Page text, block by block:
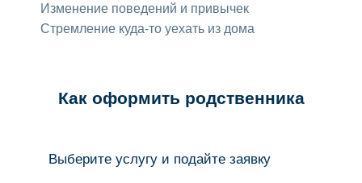
Изменение поведений и привычек
Стремление куда-то уехать из дома
Как оформить родственника
Выберите услугу и подайте заявку